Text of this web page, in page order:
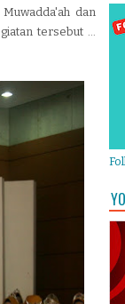
dan
tersebut ...